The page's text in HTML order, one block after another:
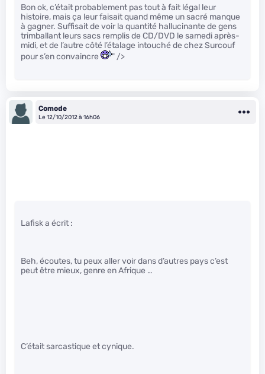
Bon ok, c’était probablement pas tout à fait légal leur
histoire, mais ça leur faisait quand même un sacré manque
à gagner. Suffisait de voir la quantité hallucinante de gens
trimballant leurs sacs remplis de CD/DVD le samedi après-
midi, et de l’autre côté l’étalage intouché de chez Surcouf
pour s’en convaincre
" />
Comode
Le 12/10/2012 à 16h06
Lafisk a écrit :
Beh, écoutes, tu peux aller voir dans d’autres pays c’est
peut être mieux, genre en Afrique …
C’était sarcastique et cynique.